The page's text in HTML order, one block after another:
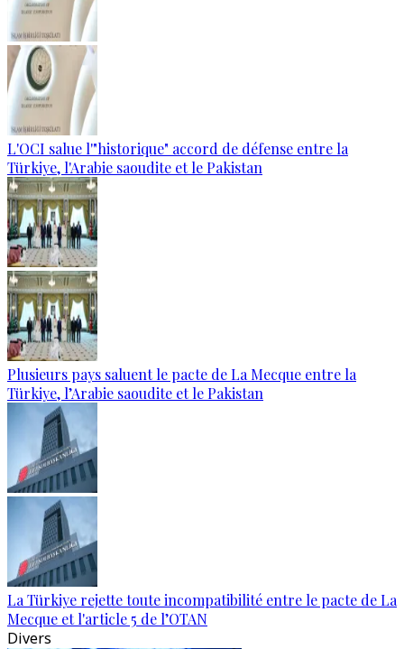
L'OCI salue l'"historique" accord de défense entre la
Türkiye, l'Arabie saoudite et le Pakistan
Plusieurs pays saluent le pacte de La Mecque entre la
Türkiye, l’Arabie saoudite et le Pakistan
La Türkiye rejette toute incompatibilité entre le pacte de La
Mecque et l'article 5 de l’OTAN
Divers